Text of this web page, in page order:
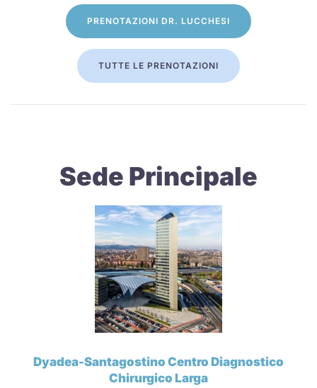
PRENOTAZIONI DR. LUCCHESI
TUTTE LE PRENOTAZIONI
Sede Principale
Dyadea-Santagostino Centro Diagnostico
Chirurgico Larga